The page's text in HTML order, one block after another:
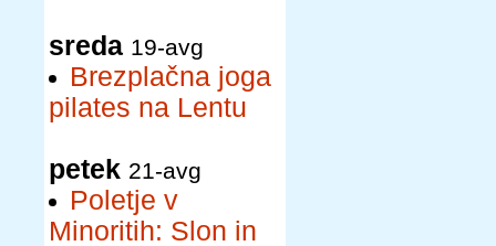
sreda 19-avg
Brezplačna joga
pilates na Lentu
petek 21-avg
Poletje v
Minoritih: Slon in